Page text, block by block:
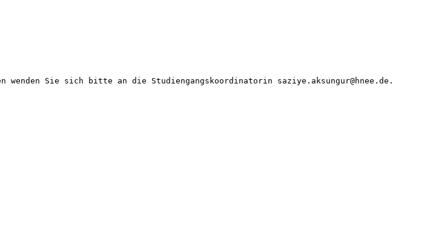
wenden Sie sich bitte an die Studiengangskoordinatorin saziye.aksungur@hnee.de.